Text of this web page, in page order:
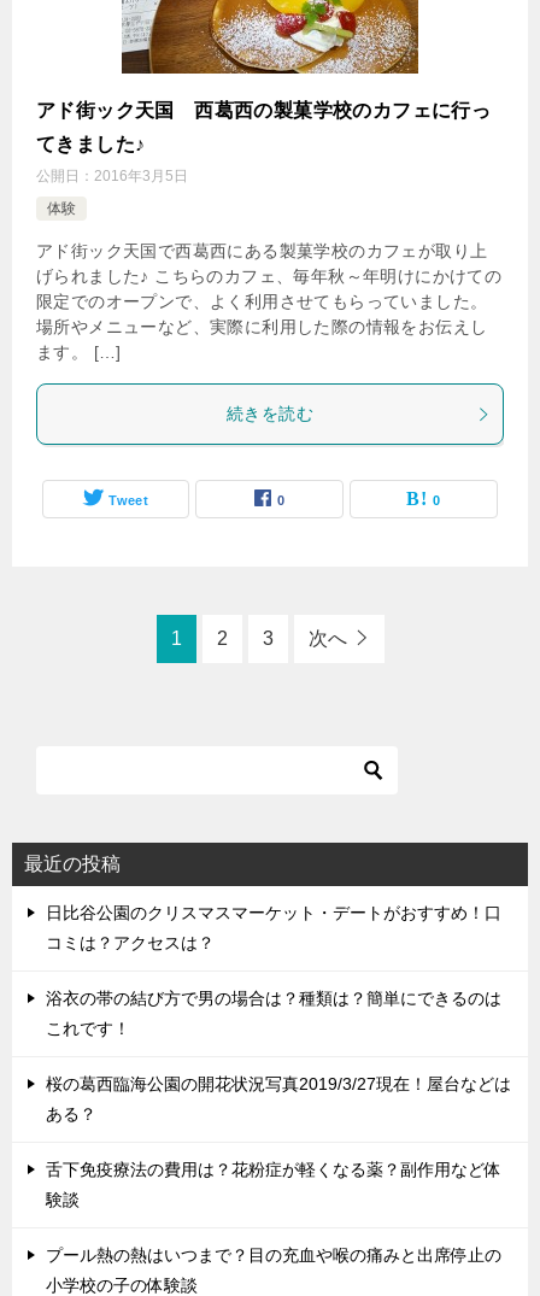
アド街ック天国 西葛西の製菓学校のカフェに行っ
てきました♪
公開日： 2016年3月5日
体験
アド街ック天国で西葛西にある製菓学校のカフェが取り上
げられました♪ こちらのカフェ、毎年秋～年明けにかけての
限定でのオープンで、よく利用させてもらっていました。
場所やメニューなど、実際に利用した際の情報をお伝えし
ます。 […]
続きを読む
Tweet 0 0
1 2 3 次へ
最近の投稿
日比谷公園のクリスマスマーケット・デートがおすすめ！口
コミは？アクセスは？
浴衣の帯の結び方で男の場合は？種類は？簡単にできるのは
これです！
桜の葛西臨海公園の開花状況写真2019/3/27現在！屋台などは
ある？
舌下免疫療法の費用は？花粉症が軽くなる薬？副作用など体
験談
プール熱の熱はいつまで？目の充血や喉の痛みと出席停止の
小学校の子の体験談